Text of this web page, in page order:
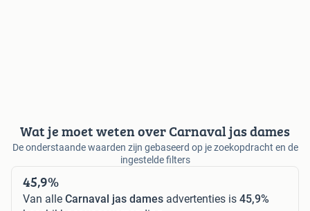
Wat je moet weten over Carnaval jas dames
De onderstaande waarden zijn gebaseerd op je zoekopdracht en de
ingestelde filters
45,9%
Van alle Carnaval jas dames advertenties is 45,9%